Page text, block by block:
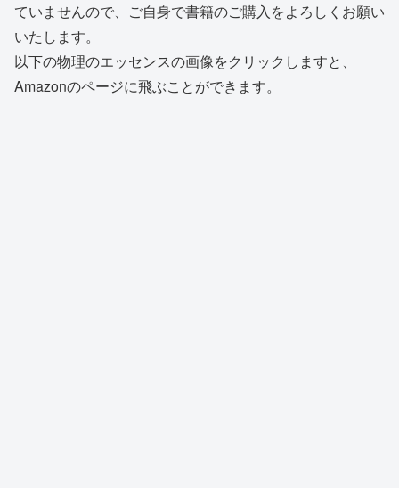
ていませんので、ご自身で書籍のご購入をよろしくお願い
いたします。
以下の物理のエッセンスの画像をクリックしますと、
Amazonのページに飛ぶことができます。